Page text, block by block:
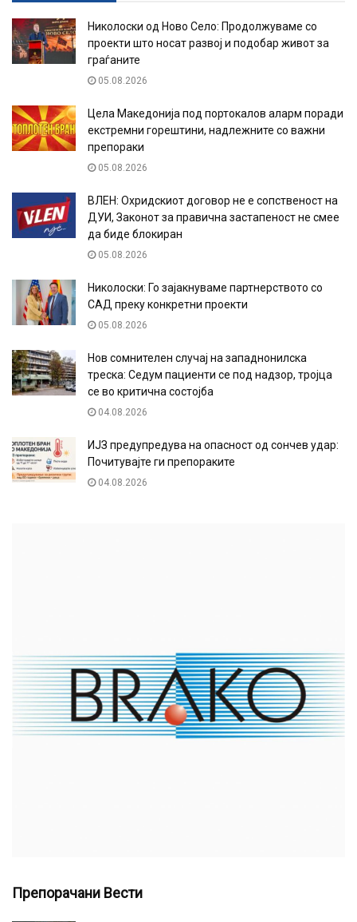
Николоски од Ново Село: Продолжуваме со
проекти што носат развој и подобар живот за
граѓаните
05.08.2026
Цела Македонија под портокалов аларм поради
екстремни горештини, надлежните со важни
препораки
05.08.2026
ВЛЕН: Охридскиот договор не е сопственост на
ДУИ, Законот за правична застапеност не смее
да биде блокиран
05.08.2026
Николоски: Го зајакнуваме партнерството со
САД преку конкретни проекти
05.08.2026
Нов сомнителен случај на западнонилска
треска: Седум пациенти се под надзор, тројца
се во критична состојба
04.08.2026
ИЈЗ предупредува на опасност од сончев удар:
Почитувајте ги препораките
04.08.2026
Препорачани Вести